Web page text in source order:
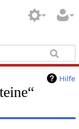
Hilfe